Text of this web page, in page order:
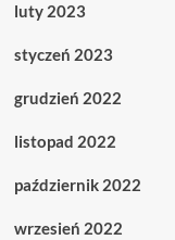
luty 2023
styczeń 2023
grudzień 2022
listopad 2022
październik 2022
wrzesień 2022